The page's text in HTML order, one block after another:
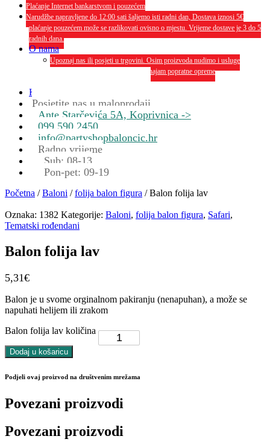
Plaćanje Internet bankarstvom i pouzećem
Narudžbe napravljene do 12:00 sati šaljemo isti radni dan, Dostava iznosi 5€
plaćanje pouzećem može se razlikovati ovisno o mjestu. Vrijeme dostave je 3 do 5
radnih dana.
O nama
Upoznaj nas ili posjeti u trgovini. Osim proizvoda nudimo i usluge
dekoriranja interijera i eksterija te najam popratne opreme
Kontakt
Posjetite nas u maloprodaji
Ante Starčevića 5A, Koprivnica ->
099 590 2450
info@partyshopbaloncic.hr
Radno vrijeme
Sub: 08-13
Pon-pet: 09-19
Početna /Baloni /folija balon figura / Balon folija lav
Oznaka: 1382 Kategorije: Baloni, folija balon figura, Safari,
Tematski rođendani
Balon folija lav
5,31€
Balon je u svome orginalnom pakiranju (nenapuhan), a može se
napuhati helijem ili zrakom
Balon folija lav količina
Dodaj u košaricu
Podjeli ovaj proizvod na društvenim mrežama
Povezani proizvodi
Povezani proizvodi